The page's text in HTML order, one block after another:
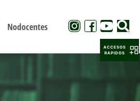
Nodocentes
ACCESOS
RAPIDOS